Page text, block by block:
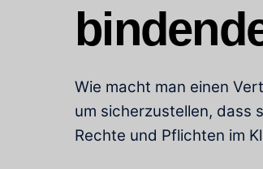
Wie macht man einen
um sicherzustellen, dass
Rechte und Pflichten im